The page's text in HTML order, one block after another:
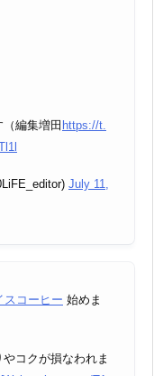
編集増田 https://t.
July 11,
スコーヒー 始めま
コクが損なわれま